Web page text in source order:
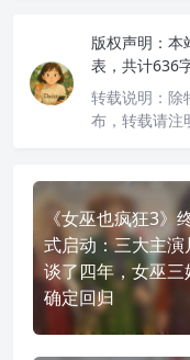
版权声明： 本
表，共计636字
转载说明： 除
布，转载请注
《女巫也疯狂3》
式启动：三大主演
谈了四年，女巫三
确定回归